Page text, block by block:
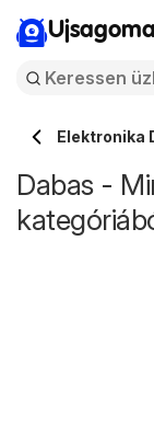
Elektronika
Dabas -